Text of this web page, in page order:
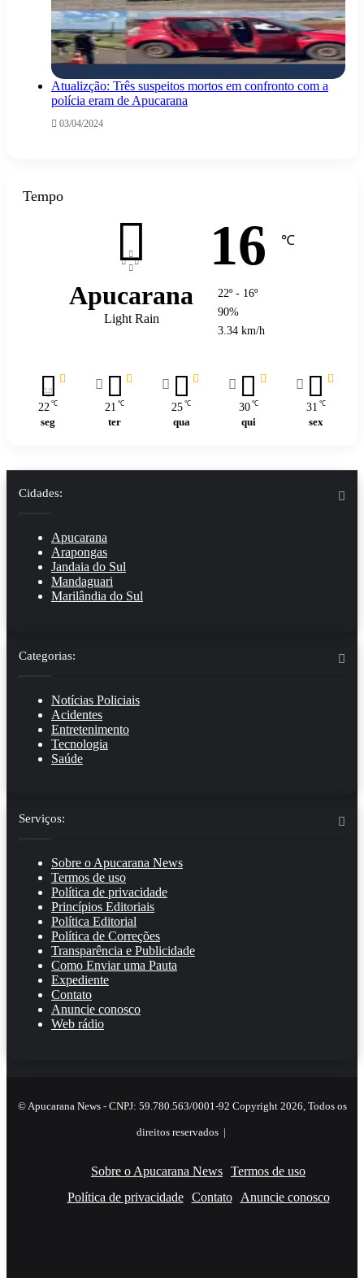
Atualizção: Três suspeitos mortos em confronto com a
polícia eram de Apucarana
03/04/2024
Tempo
Apucarana
Light Rain
16 ℃
22º - 16º
90%
3.34 km/h
22 ℃
seg
21 ℃
ter
25 ℃
qua
30 ℃
qui
31 ℃
sex
Cidades:
Apucarana
Arapongas
Jandaia do Sul
Mandaguari
Marilândia do Sul
Categorias:
Notícias Policiais
Acidentes
Entretenimento
Tecnologia
Saúde
Serviços:
Sobre o Apucarana News
Termos de uso
Política de privacidade
Princípios Editoriais
Política Editorial
Política de Correções
Transparência e Publicidade
Como Enviar uma Pauta
Expediente
Contato
Anuncie conosco
Web rádio
© Apucarana News - CNPJ: 59.780.563/0001-92 Copyright 2026, Todos os
direitos reservados |
Sobre o Apucarana News Termos de uso
Política de privacidade
Contato Anuncie conosco